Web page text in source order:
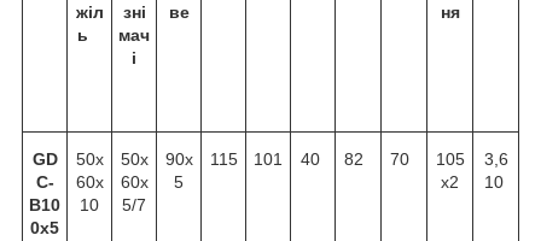
жіл
ь
зні
мач
і
ве
ня
GD
C-
B10
0x5
50х
60х
10
50х
60х
5/7
90х
5
115 101 40 82 70
105
х2
3,6
10